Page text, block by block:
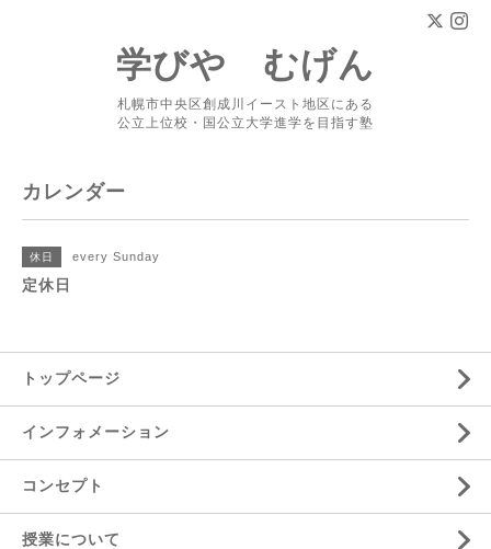
学びや むげん
札幌市中央区創成川イースト地区にある
公立上位校・国公立大学進学を目指す塾
カレンダー
休日 every Sunday
定休日
トップページ
インフォメーション
コンセプト
授業について